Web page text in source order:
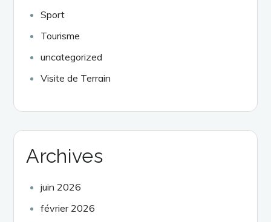
Sport
Tourisme
uncategorized
Visite de Terrain
Archives
juin 2026
février 2026